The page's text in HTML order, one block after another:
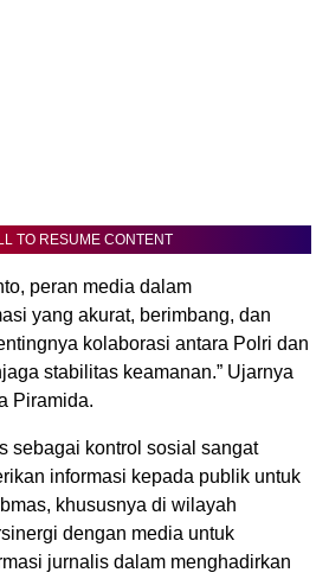
TO RESUME CONTENT
peran media dalam
yang akurat, berimbang, dan
kolaborasi antara Polri dan
stabilitas keamanan.” Ujarnya
Piramida.
sebagai kontrol sosial sangat
informasi kepada publik untuk
khususnya di wilayah
dengan media untuk
jurnalis dalam menghadirkan